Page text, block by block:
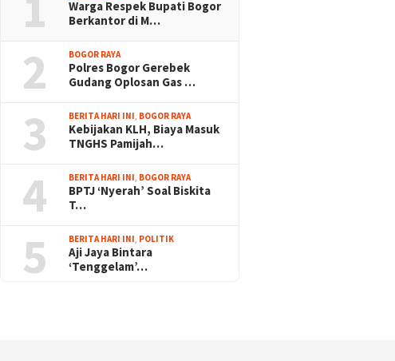
Warga Respek Bupati Bogor
Berkantor di M…
2 BOGOR RAYA
Polres Bogor Gerebek
Gudang Oplosan Gas …
3 BERITA HARI INI, BOGOR RAYA
Kebijakan KLH, Biaya Masuk
TNGHS Pamijah…
4 BERITA HARI INI, BOGOR RAYA
BPTJ ‘Nyerah’ Soal Biskita
T…
5 BERITA HARI INI, POLITIK
Aji Jaya Bintara
‘Tenggelam’…